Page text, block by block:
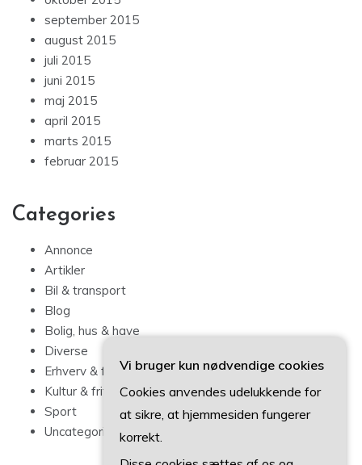
september 2015
august 2015
juli 2015
juni 2015
maj 2015
april 2015
marts 2015
februar 2015
Categories
Annonce
Artikler
Bil & transport
Blog
Bolig, hus & have
Diverse
Erhverv & forbrug
Kultur & fritid
Sport
Uncategorized
Vi bruger kun nødvendige cookies
Cookies anvendes udelukkende for
at sikre, at hjemmesiden fungerer
korrekt.